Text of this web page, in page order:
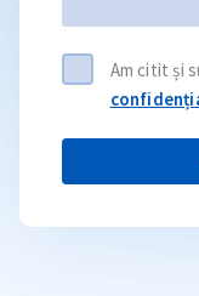
Am citit și